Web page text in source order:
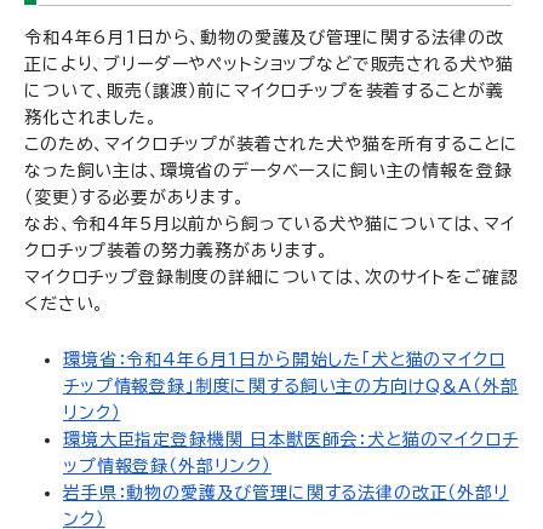
令和4年6月1日から、動物の愛護及び管理に関する法律の改
正により、ブリーダーやペットショップなどで販売される犬や猫
について、販売（譲渡）前にマイクロチップを装着することが義
務化されました。
このため、マイクロチップが装着された犬や猫を所有することに
なった飼い主は、環境省のデータベースに飼い主の情報を登録
（変更）する必要があります。
なお、令和4年5月以前から飼っている犬や猫については、マイ
クロチップ装着の努力義務があります。
マイクロチップ登録制度の詳細については、次のサイトをご確認
ください。
環境省：令和4年6月1日から開始した「犬と猫のマイクロ
チップ情報登録」制度に関する飼い主の方向けQ＆A（外部
リンク）
環境大臣指定登録機関 日本獣医師会：犬と猫のマイクロチ
ップ情報登録（外部リンク）
岩手県：動物の愛護及び管理に関する法律の改正（外部リ
ンク）